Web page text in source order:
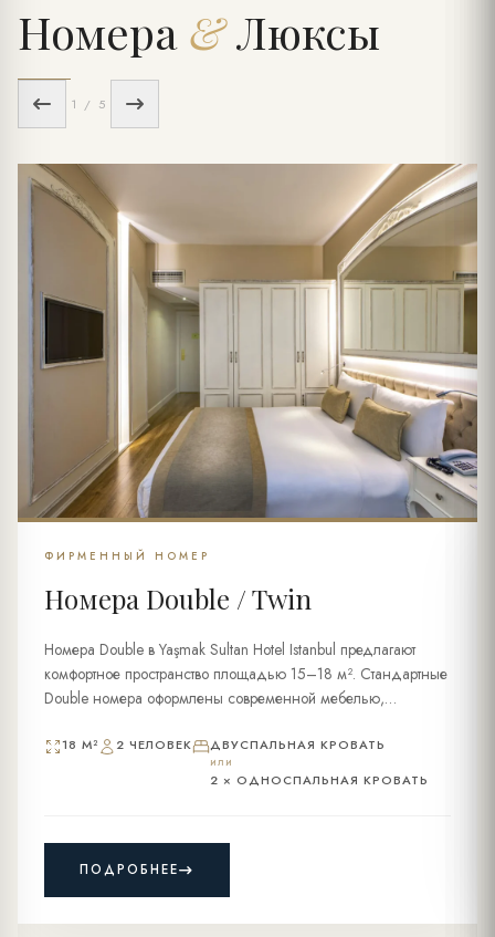
Номера &Люксы
1 / 5
ФИРМЕННЫЙ НОМЕР
Номера Double / Twin
Номера Double в Yaşmak Sultan Hotel Istanbul предлагают
комфортное пространство площадью 15–18 м². Стандартные
Double номера оформлены современной мебелью,
атмосферу для отдыха.
18 M² 2 ЧЕЛОВЕК ДВУСПАЛЬНАЯ КРОВАТЬ
или
2 × ОДНОСПАЛЬНАЯ КРОВАТЬ
ПОДРОБНЕЕ